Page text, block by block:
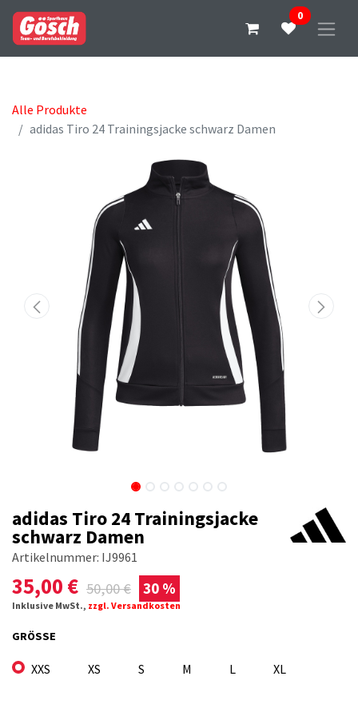
0
Alle Produkte
adidas Tiro 24 Trainingsjacke schwarz Damen
adidas Tiro 24 Trainingsjacke
schwarz Damen
Artikelnummer: IJ9961
35,00 € 50,00€ 30 %
Inklusive MwSt., zzgl. Versandkosten
GRÖSSE
XXS XS S M L XL